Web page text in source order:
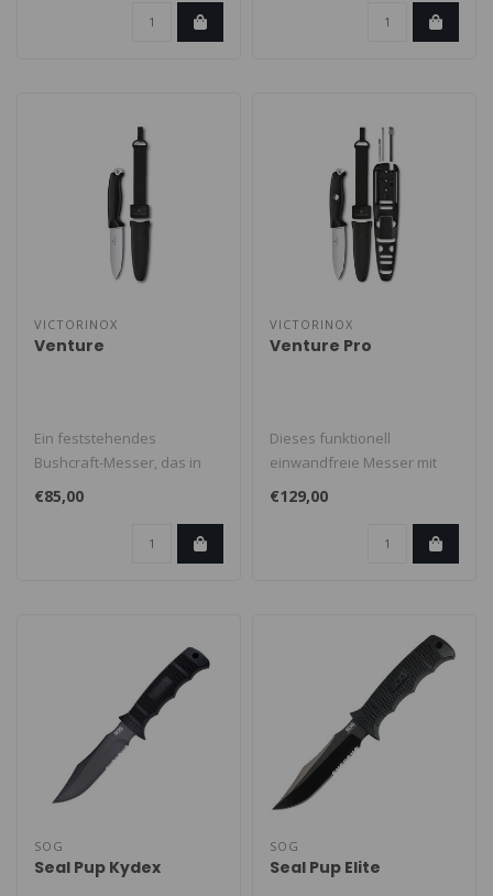
VICTORINOX
Venture
Ein feststehendes
Bushcraft-Messer, das in
einer eigenen
Abenteuerliga spielt. D..
€85,00
VICTORINOX
Venture Pro
Dieses funktionell
einwandfreie Messer mit
durchgehendem Erl ist mit
einem Trage..
€129,00
SOG
Seal Pup Kydex
SOG
Seal Pup Elite